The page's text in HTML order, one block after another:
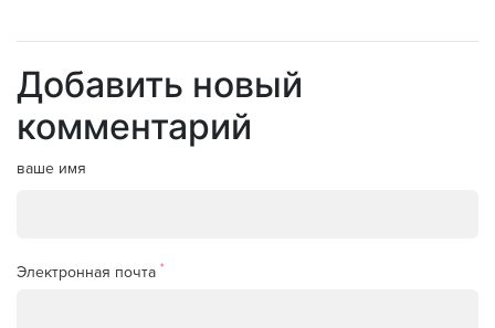
Добавить новый
комментарий
ваше имя
Электронная почта *